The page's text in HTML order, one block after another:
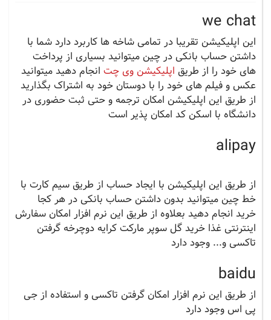
we chat
این اپلیکیشن تقریبا در تمامی شاخه ها کاربرد دارد شما با
داشتن حساب بانکی در چین میتوانید بسیاری از پرداخت
های خود را از طریق اپلیکیشن وی چت انجام دهید میتوانید
عکس و فیلم های خود را با دوستان خود به اشتراک بگذارید
از طریق این اپلیکیشن امکان ترجمه و حتی ثبت حضوری در
دانشگاه با اسکن کد امکان پذیر است
alipay
از طریق این اپلیکیشن با ایجاد حساب از طریق سیم کارت با
خط چین میتوانید بدون داشتن حساب بانکی در هر کجا
خرید انجام دهید بعلاوه از طریق این نرم افزار امکان سفارش
اینترنتی غذا خرید گل سوپر مارکت کرایه دوچرخه گرفتن
تاکسی و... وجود دارد
baidu
از طریق این نرم افزار امکان گرفتن تاکسی و استفاده از جی
پی اس وجود دارد